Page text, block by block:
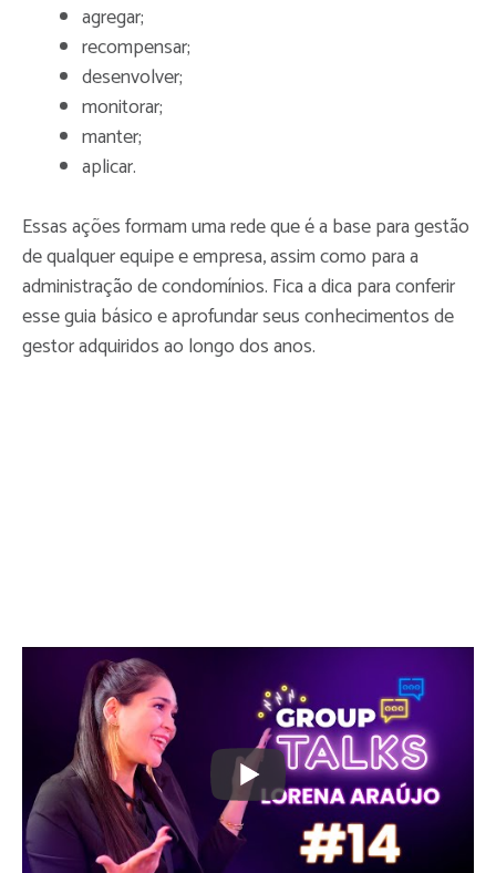
agregar;
recompensar;
desenvolver;
monitorar;
manter;
aplicar.
Essas ações formam uma rede que é a base para gestão
de qualquer equipe e empresa, assim como para a
administração de condomínios. Fica a dica para conferir
esse guia básico e aprofundar seus conhecimentos de
gestor adquiridos ao longo dos anos.